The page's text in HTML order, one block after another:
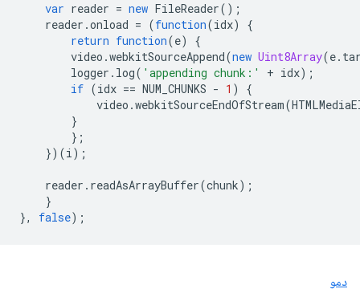
var reader = new FileReader();
reader .onload = (function(idx)
{
return function(e)
{
video .webkitSourceAppend(new Uint8Array(e.
logger . log( 'appending chunk:' + idx);
if (idx == NUM_CHUNKS - 1 )
{
video .webkitSourceEndOfStream(
}
};
})(i);
reader . readAsArrayBuffer(chunk);
}
},
false);
دمو